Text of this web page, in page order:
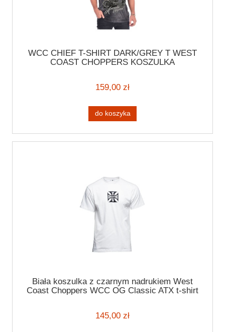
WCC CHIEF T-SHIRT DARK/GREY T WEST
COAST CHOPPERS KOSZULKA
159,00 zł
do koszyka
Biała koszulka z czarnym nadrukiem West
Coast Choppers WCC OG Classic ATX t-shirt
145,00 zł